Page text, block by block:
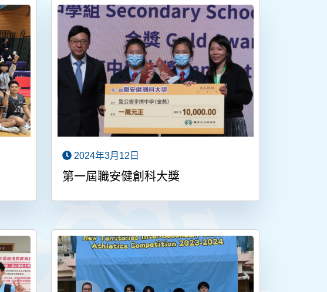
2024年3月12日
第一屆職安健創科大獎